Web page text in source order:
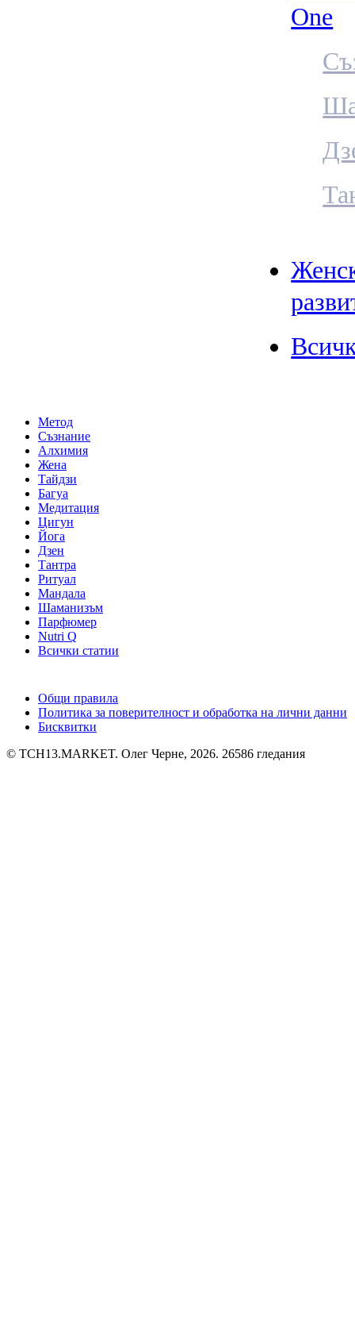
One
Метод
Съзнание
Алхимия
Жена
Тайдзи
Багуа
Медитация
Цигун
Йога
Дзен
Тантра
Ритуал
Мандала
Шаманизъм
Парфюмер
Nutri Q
Всички статии
Общи правила
Политика за поверителност и обработка на лични данни
Бисквитки
© TCH13.MARKET. Олег Черне, 2026. 26586 гледания